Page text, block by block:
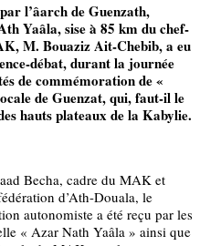
l’âarch de Guenzath,
Yaâla, sise à 85 km du chef-
M. Bouaziz Ait-Chebib, a eu
débat, durant la journée
de commémoration de «
de Guenzat, qui, faut-il le
hauts plateaux de la Kabylie.
Becha, cadre du MAK et
d’Ath-Douala, le
autonomiste a été reçu par les
« Azar Nath Yaâla » ainsi que